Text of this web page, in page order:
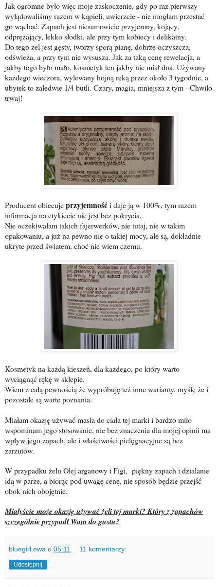
Jak ogromne było więc moje zaskoczenie, gdy po raz pierwszy
wylądowaliśmy razem w kąpieli, uwierzcie - nie mogłam przestać
go wąchać. Zapach jest niesamowicie przyjemny, kojący,
odprężający, lekko słodki, ale przy tym kobiecy i delikatny.
Do tego żel jest gęsty, tworzy sporą pianę, dobrze oczyszcza,
odświeża, a przy tym nie wysusza. Jak za taką cenę rewelacja, a
jakby tego było mało, kosmetyk ten jakby nie miał dna. Używany
każdego wieczora, wylewany hojną ręką przez około 3 tygodnie, a
ubytek to zaledwie 1/4 butli. Czary, magia, mniejsza z tym - Chwilo
trwaj!
Producent obiecujeprzyjemnośći daje ją w 100%, tym razem
informacja na etykiecie nie jest bez pokrycia.
Nie oczekiwałam takich fajerwerków, nie tutaj, nie w takim
opakowaniu, a już na pewno nie o takiej mocy, ale są, dokładnie
ukryte przed światem, choć nie wiem czemu.
Kosmetyk na każdą kieszeń, dla każdego, po który warto
wyciągnąć rękę w sklepie.
Wiem z całą pewnością że wypróbuję też inne warianty, myślę że i
pozostałe są warte poznania.
Miałam okazję używać masła do ciała tej marki i bardzo miło
wspominam jego stosowanie, nie bez znaczenia dla mojej opinii ma
wpływ jego zapach, ale i właściwości pielęgnacyjne są bez
zarzutów.
W przypadku żelu Olej arganowy i Figi, piękny zapach i działanie
idą w parze, a biorąc pod uwagę cenę, nie sposób będzie przejść
obok nich obojętnie.
Miałyście może okazję używać żeli tej marki? Który z zapachów
szczególnie przypadł Wam do gustu?
bluegirl.ewa o 05:11 11 komentarzy:
Udostępnij